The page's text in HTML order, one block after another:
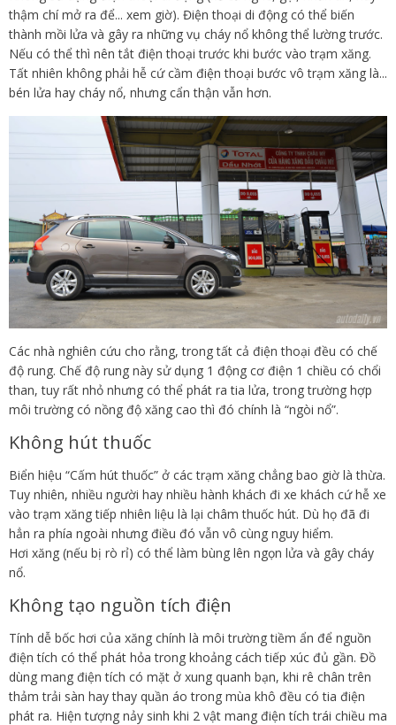
thậm chí mở ra để... xem giờ). Điện thoại di động có thể biến
thành mồi lửa và gây ra những vụ cháy nổ không thể lường trước.
Nếu có thể thì nên tắt điện thoại trước khi bước vào trạm xăng.
Tất nhiên không phải hễ cứ cầm điện thoại bước vô trạm xăng là...
bén lửa hay cháy nổ, nhưng cẩn thận vẫn hơn.
Các nhà nghiên cứu cho rằng, trong tất cả điện thoại đều có chế
độ rung. Chế độ rung này sử dụng 1 động cơ điện 1 chiều có chổi
than, tuy rất nhỏ nhưng có thể phát ra tia lửa, trong trường hợp
môi trường có nồng độ xăng cao thì đó chính là “ngòi nổ”.
Không hút thuốc
Biển hiệu “Cấm hút thuốc” ở các trạm xăng chẳng bao giờ là thừa.
Tuy nhiên, nhiều người hay nhiều hành khách đi xe khách cứ hễ xe
vào trạm xăng tiếp nhiên liệu là lại châm thuốc hút. Dù họ đã đi
hẳn ra phía ngoài nhưng điều đó vẫn vô cùng nguy hiểm.
Hơi xăng (nếu bị rò rỉ) có thể làm bùng lên ngọn lửa và gây cháy
nổ.
Không tạo nguồn tích điện
Tính dễ bốc hơi của xăng chính là môi trường tiềm ẩn để nguồn
điện tích có thể phát hỏa trong khoảng cách tiếp xúc đủ gần. Đồ
dùng mang điện tích có mặt ở xung quanh bạn, khi rê chân trên
thảm trải sàn hay thay quần áo trong mùa khô đều có tia điện
phát ra. Hiện tượng nảy sinh khi 2 vật mang điện tích trái chiều ma